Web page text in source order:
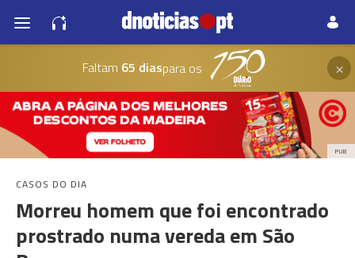
Faltam 65 diaspara os ×
PUB
CASOS DO DIA
Morreu homem que foi encontrado
prostrado numa vereda em São